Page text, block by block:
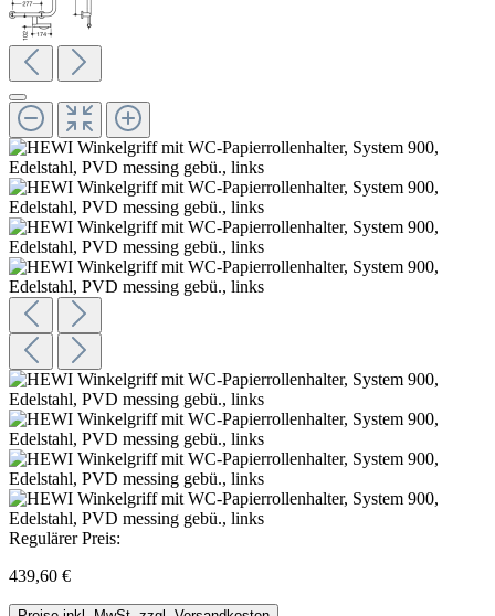
Regulärer Preis:
439,60 €